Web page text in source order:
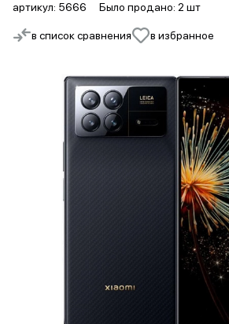
в список сравнения в избранное
артикул: 5666 Было продано: 2 шт